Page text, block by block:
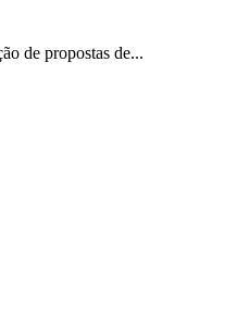
de propostas de...